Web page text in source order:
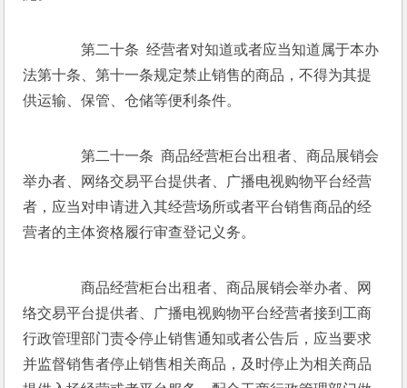
第二十条  经营者对知道或者应当知道属于本办
法第十条、第十一条规定禁止销售的商品，不得为其提
供运输、保管、仓储等便利条件。
第二十一条  商品经营柜台出租者、商品展销会
举办者、网络交易平台提供者、广播电视购物平台经营
者，应当对申请进入其经营场所或者平台销售商品的经
营者的主体资格履行审查登记义务。
商品经营柜台出租者、商品展销会举办者、网
络交易平台提供者、广播电视购物平台经营者接到工商
行政管理部门责令停止销售通知或者公告后，应当要求
并监督销售者停止销售相关商品，及时停止为相关商品